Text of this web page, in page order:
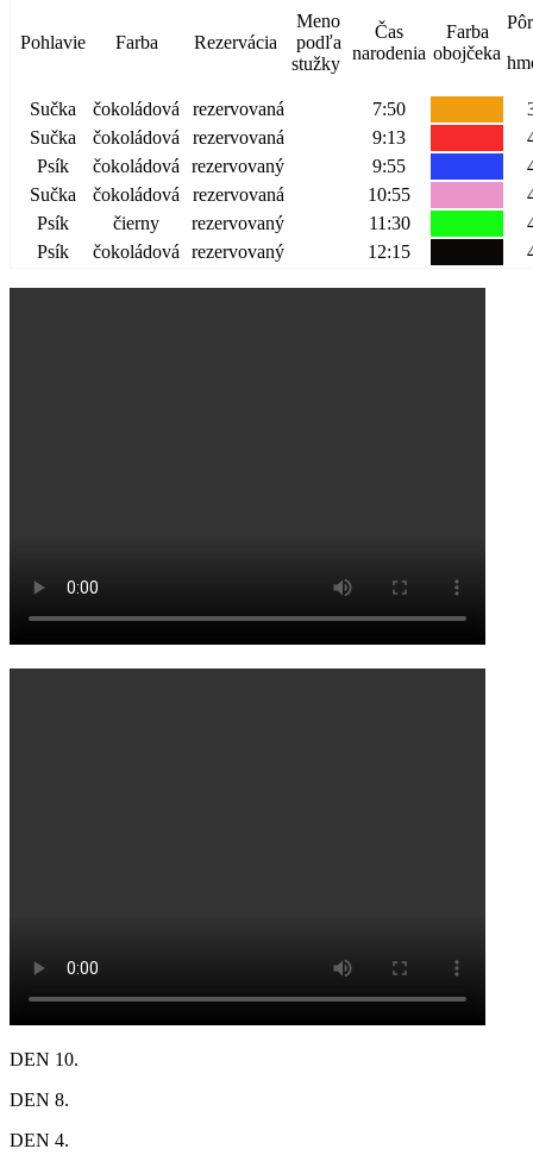
Pohlavie Farba Rezervácia
Meno
podľa
stužky
Čas
narodenia
Farba
obojčeka
Sučka čokoládová rezervovaná 7:50
Sučka
čokoládová rezervovaná 9:13
Psík
čokoládová rezervovaný 9:55
Sučka
čokoládová rezervovaná 10:55
Psík
čierny rezervovaný 11:30
Psík
čokoládová rezervovaný 12:15
DEN 10.
DEN 8.
DEN 4.